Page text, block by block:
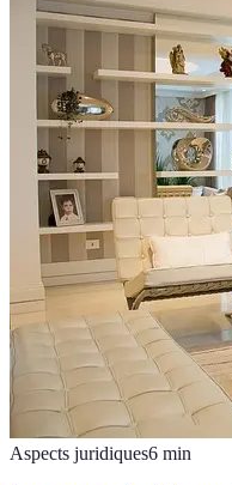
Aspects juridiques6 min